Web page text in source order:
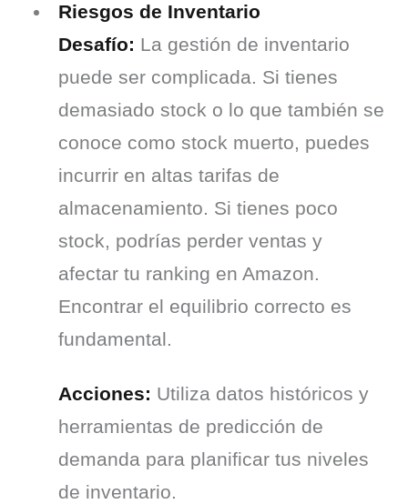
Riesgos de Inventario
Desafío: La gestión de inventario
puede ser complicada. Si tienes
demasiado stock o lo que también se
conoce como stock muerto, puedes
incurrir en altas tarifas de
almacenamiento. Si tienes poco
stock, podrías perder ventas y
afectar tu ranking en Amazon.
Encontrar el equilibrio correcto es
fundamental.
Acciones: Utiliza datos históricos y
herramientas de predicción de
demanda para planificar tus niveles
de inventario.